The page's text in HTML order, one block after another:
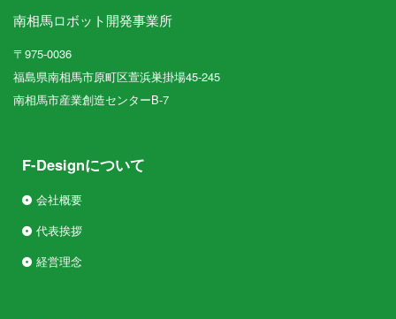
南相馬ロボット開発事業所
〒975-0036
福島県南相馬市原町区萱浜巣掛場45-245
南相馬市産業創造センターB-7
F-Designについて
会社概要
代表挨拶
経営理念